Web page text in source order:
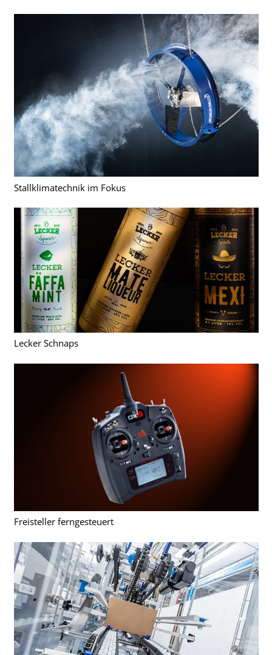
Stallklimatechnik im Fokus
Lecker Schnaps
Freisteller ferngesteuert